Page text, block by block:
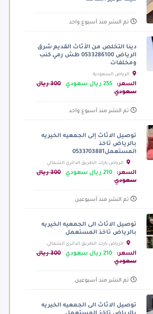
تم النشر منذ أسبوع واحد
دينا التخلص من الأثاث القديم شرق
الرياض 0533286100 طش رمي كنب
ومخلفات
السعر: 255 ريال سعودي
300 ريال
سعودي
تم النشر منذ أسبوع واحد
توصيل الاثاث إلى الجمعيه الخيريه
بالرياض تاخذ
المستعمل0533703881
الرياض بارك، الطريق الدائري الشمالي
الفرعي، الرياض السعودية
السعر: 210 ريال سعودي
300 ريال
سعودي
تم النشر منذ أسبوعين
توصيل الاثاث الى الجمعيه الخيريه
بالرياض تاخذ المستعمل
الرياض بارك، الطريق الدائري الشمالي
الفرعي، الرياض السعودية
السعر: 210 ريال سعودي
300 ريال
سعودي
تم النشر منذ أسبوعين
توصيل الاثاث الى الجمعيه الخيريه